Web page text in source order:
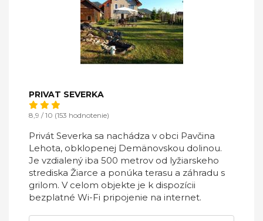
PRIVAT SEVERKA
8,9 / 10 (153 hodnotenie)
Privát Severka sa nachádza v obci Pavčina
Lehota, obklopenej Demänovskou dolinou.
Je vzdialený iba 500 metrov od lyžiarskeho
strediska Žiarce a ponúka terasu a záhradu s
grilom. V celom objekte je k dispozícii
bezplatné Wi-Fi pripojenie na internet.